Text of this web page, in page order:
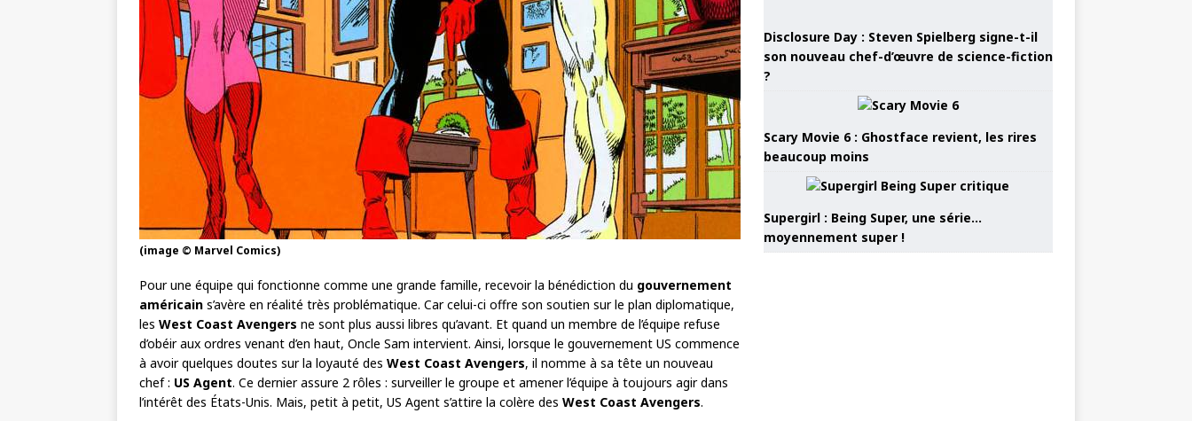
(image © Marvel Comics)
Pour une équipe qui fonctionne comme une grande famille, recevoir la bénédiction du gouvernement
américain s’avère en réalité très problématique. Car celui-ci offre son soutien sur le plan diplomatique,
les West Coast Avengers ne sont plus aussi libres qu’avant. Et quand un membre de l’équipe refuse
d’obéir aux ordres venant d’en haut, Oncle Sam intervient. Ainsi, lorsque le gouvernement US commence
à avoir quelques doutes sur la loyauté des West Coast Avengers, il nomme à sa tête un nouveau
chef : US Agent. Ce dernier assure 2 rôles : surveiller le groupe et amener l’équipe à toujours agir dans
l’intérêt des États-Unis. Mais, petit à petit, US Agent s’attire la colère des West Coast Avengers.
Disclosure Day : Steven Spielberg signe-t-il
son nouveau chef-d’œuvre de science-fiction
?
Scary Movie 6 : Ghostface revient, les rires
beaucoup moins
Supergirl : Being Super, une série…
moyennement super !